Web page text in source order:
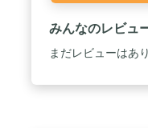
みんなのレビュ
まだレビューはあ